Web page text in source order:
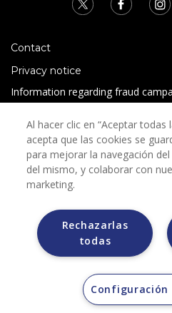
Contact
Privacy notice
Information regarding fraud
Terms and conditions
Grupo Bimbo does not request
the selection
Grupo Bimbo does not sell
does so only through the
Al hacer clic en “Aceptar todas
acepta que las cookies se
para mejorar la navegación
del mismo, y colaborar con
marketing.
Rechazarlas
todas
Configuración